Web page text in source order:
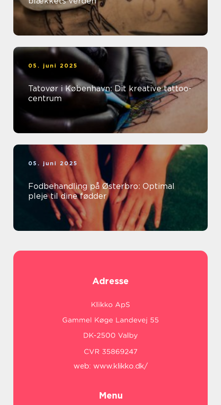
05. juni 2025
Tatovør i København: Dit kreative tattoo-
centrum
05. juni 2025
Fodbehandling på Østerbro: Optimal
pleje til dine fødder
Adresse
web: www.klikko.dk/
Menu